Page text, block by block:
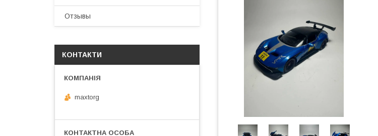
Отзывы
КОНТАКТИ
maxtorg